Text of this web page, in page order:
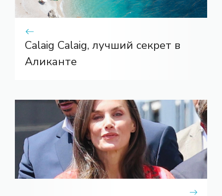
Calaig Calaig, лучший секрет в
Аликанте